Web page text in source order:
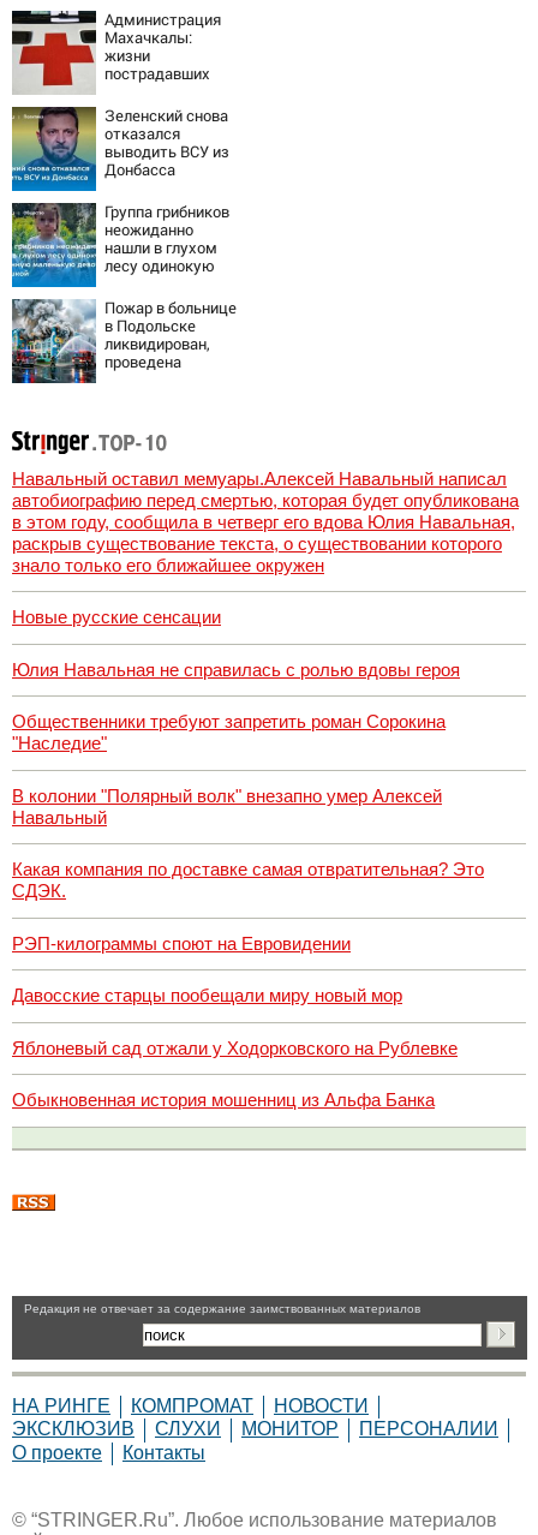
четыре человека
Администрация
Махачкалы:
жизни
пострадавших
лифта ничто не
угрожает
Зеленский снова
отказался
выводить ВСУ из
Донбасса
Группа грибников
неожиданно
нашли в глухом
лесу одинокую
маленькую
девочку с
игрушкой
Пожар в больнице
в Подольске
ликвидирован,
проведена
Навальный оставил мемуары.Алексей Навальный написал
автобиографию перед смертью, которая будет опубликована
в этом году, сообщила в четверг его вдова Юлия Навальная,
раскрыв существование текста, о существовании которого
знало только его ближайшее окружен
Новые русские сенсации
Юлия Навальная не справилась с ролью вдовы героя
Общественники требуют запретить роман Сорокина
"Наследие"
В колонии "Полярный волк" внезапно умер Алексей
Навальный
Какая компания по доставке самая отвратительная? Это
СДЭК.
РЭП-килограммы споют на Евровидении
Давосские старцы пообещали миру новый мор
Яблоневый сад отжали у Ходорковского на Рублевке
Обыкновенная история мошенниц из Альфа Банка
Pедакция не отвечает за содержание заимствованных материалов
НА РИНГЕ КОМПРОМАТ
НОВОСТИ
ЭКСКЛЮЗИВ
СЛУХИ МОНИТОР
ПЕРСОНАЛИИ
О проекте
Контакты
© “STRINGER.Ru”. Любое использование материалов